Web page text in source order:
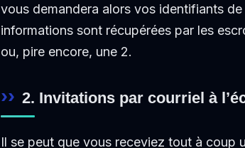
vous demandera alors vos identifiants
informations sont récupérées par les
ou, pire encore, une 2.
2. Invitations par courriel à
Il se peut que vous receviez tout à coup